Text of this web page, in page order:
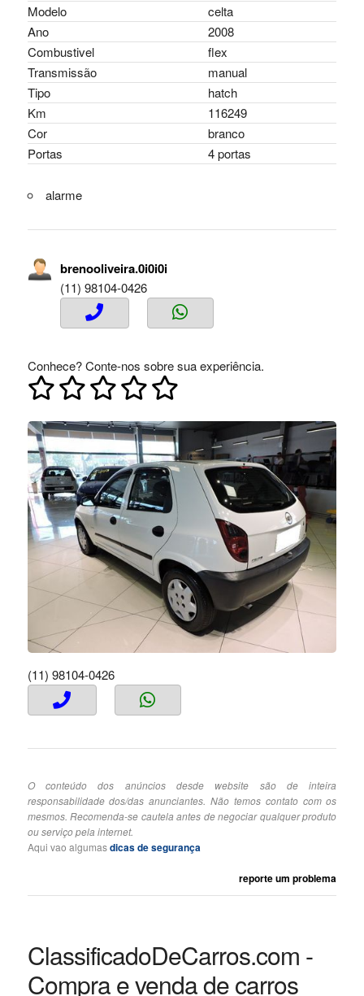
Modelo
celta
Ano
2008
Combustivel
flex
Transmissão
manual
Tipo
hatch
Km
116249
Cor
branco
Portas
4 portas
alarme
brenooliveira.0i0i0i
(11) 98104-0426
Conhece? Conte-nos sobre sua experiência.
(11) 98104-0426
O conteúdo dos anúncios desde website são de inteira
responsabilidade dos/das anunciantes. Não temos contato com os
mesmos. Recomenda-se cautela antes de negociar qualquer produto
ou serviço pela internet.
Aqui vao algumasdicas de segurança
reporte um problema
ClassificadoDeCarros.com -
Compra e venda de carros